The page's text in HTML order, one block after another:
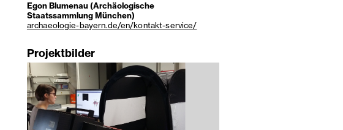
Egon Blumenau (Archäologische
Staatssammlung München)
archaeologie-bayern.de/en/kontakt-service/
Projektbilder